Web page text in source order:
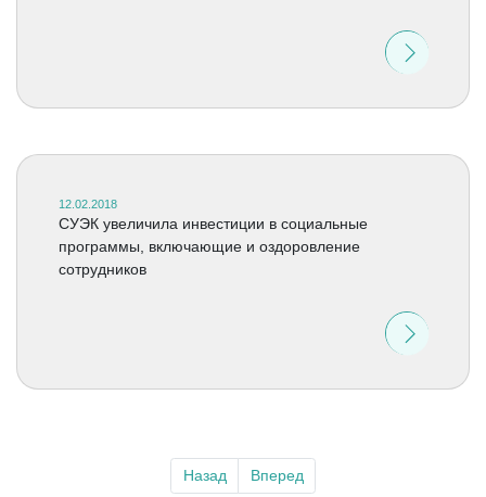
12.02.2018
СУЭК увеличила инвестиции в социальные
программы, включающие и оздоровление
сотрудников
Назад Вперед